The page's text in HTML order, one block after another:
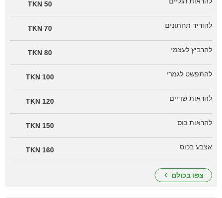
50 TKN
להוריד תחתונים 70 TKN
להרביץ לעצמי 80 TKN
להתפשט לגמרי 100 TKN
להראות שדיים 120 TKN
להראות כוס 150 TKN
אצבע בכוס 160 TKN
צפו בכולם